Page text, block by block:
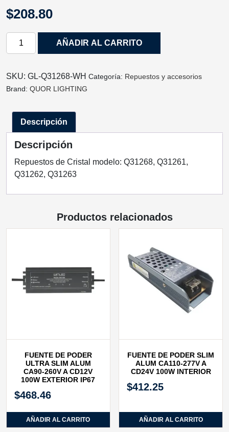
$208.80
REPUESTOS
SONNE
PARA
Q31261,
Q31262,
Q31263
QUOR
LIGHTING
cantidad
AÑADIR AL CARRITO
SKU: GL-Q31268-WH Categoría: Repuestos y accesorios
Brand: QUOR LIGHTING
Descripción
Descripción
Repuestos de Cristal modelo: Q31268, Q31261,
Q31262, Q31263
Productos relacionados
FUENTE DE PODER
ULTRA SLIM ALUM
CA90‐260V A CD12V
100W EXTERIOR IP67
$468.46
AÑADIR AL CARRITO
FUENTE DE PODER SLIM
ALUM CA110‐277V A
CD24V 100W INTERIOR
$412.25
AÑADIR AL CARRITO